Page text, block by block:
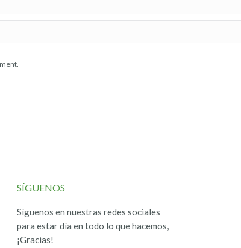
SÍGUENOS
Síguenos en nuestras redes sociales
para estar día en todo lo que hacemos,
¡Gracias!